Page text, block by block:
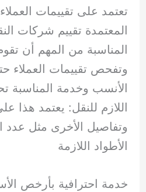
تعتمد على تقييمات
المعتمدة تقييم شركات
المناسبة من المهم أن
وتفحص تقييمات العملاء
الأنسب وخدمة المناسبة
اللازم للنقل: يعتمد هذا
وتفاصيل الأخرى مثل عدد
الأطواد اللازمة
خدمة احترافية بأرخص